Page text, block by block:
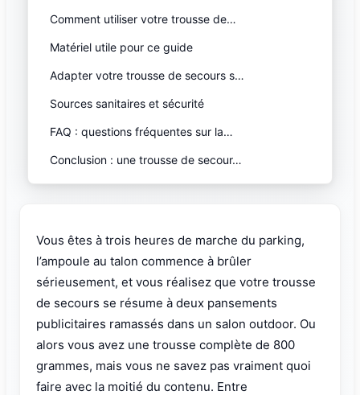
Vous êtes à trois heures de marche du parking,
l’ampoule au talon commence à brûler
sérieusement, et vous réalisez que votre trousse
de secours se résume à deux pansements
publicitaires ramassés dans un salon outdoor. Ou
alors vous avez une trousse complète de 800
grammes, mais vous ne savez pas vraiment quoi
faire avec la moitié du contenu. Entre
Comment utiliser votre trousse de…
Matériel utile pour ce guide
Adapter votre trousse de secours s…
Sources sanitaires et sécurité
FAQ : questions fréquentes sur la…
Conclusion : une trousse de secour…